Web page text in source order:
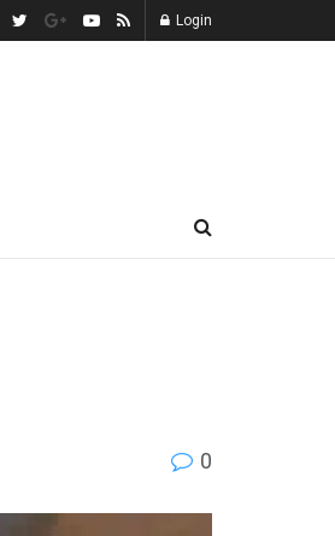
Login
0